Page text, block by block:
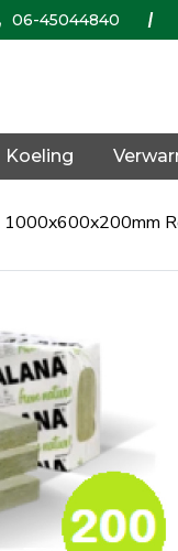
06-45044840
Koeling